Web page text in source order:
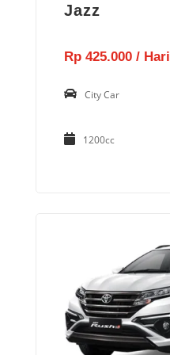
Jazz
Rp 425.000 / Hari
City Car
1200cc